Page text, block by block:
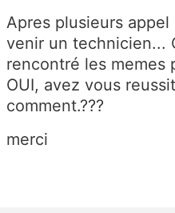
Apres plusieurs appel
venir un technicien...
rencontré les memes
OUI, avez vous
comment.???
merci